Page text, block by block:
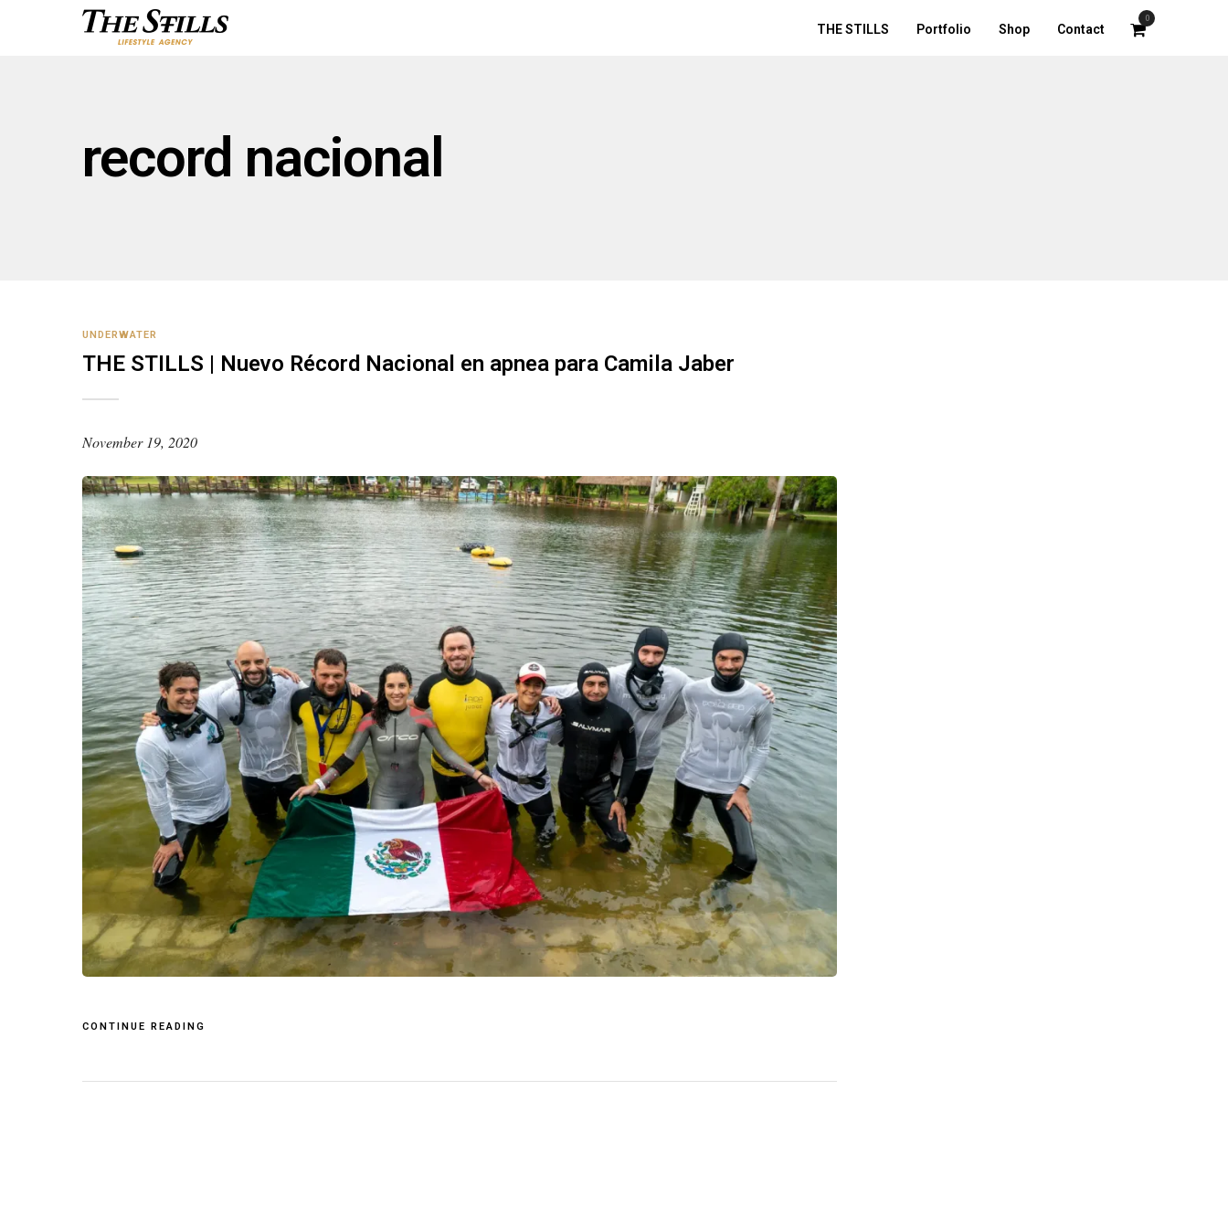
THE STILLS Portfolio Shop Contact
0
record nacional
UNDERWATER
THE STILLS | Nuevo Récord Nacional en apnea para Camila Jaber
November 19, 2020
CONTINUE READING